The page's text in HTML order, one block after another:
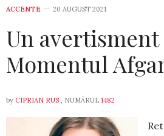
ACCENTE 20 AUGUST 2021
Un avertisment
Momentul
by CIPRIAN RUS , NUMĂRUL 1482